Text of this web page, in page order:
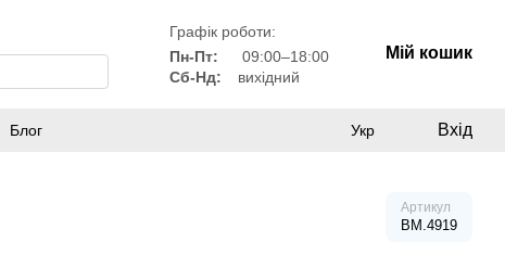
Графік роботи:
Пн-Пт:
09:00–18:00
Сб-Нд:
вихідний
Мій кошик
Блог
Укр Вхід
Артикул
BM.4919